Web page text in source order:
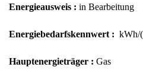
Energieausweis : in Bearbeitung
Energiebedarfskennwert : kWh/
Hauptenergieträger : Gas